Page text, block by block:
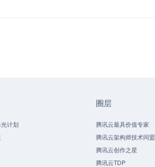
计划
圈层
腾讯云最具价值专家
腾讯云架构师技术同盟
腾讯云创作之星
腾讯云TDP